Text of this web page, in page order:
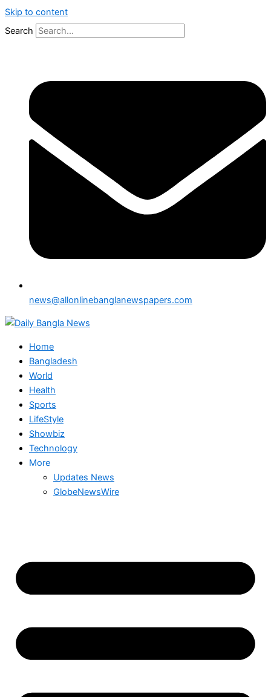
Skip to content
Search
news@allonlinebanglanewspapers.com
Home
Bangladesh
World
Health
Sports
LifeStyle
Showbiz
Technology
More
Updates News
GlobeNewsWire